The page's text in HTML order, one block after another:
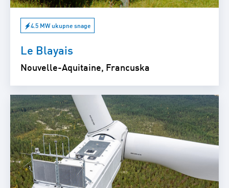
4.5 MW ukupne snage
Le Blayais
Nouvelle-Aquitaine, Francuska